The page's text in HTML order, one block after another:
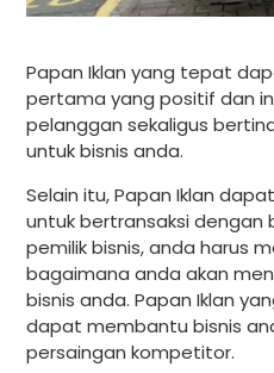
Papan Iklan yang tepat
pertama yang positif dan
pelanggan sekaligus
untuk bisnis anda.
Selain itu, Papan Iklan
untuk bertransaksi dengan
pemilik bisnis, anda harus
bagaimana anda akan
bisnis anda. Papan Iklan
dapat membantu bisnis
persaingan kompetitor.